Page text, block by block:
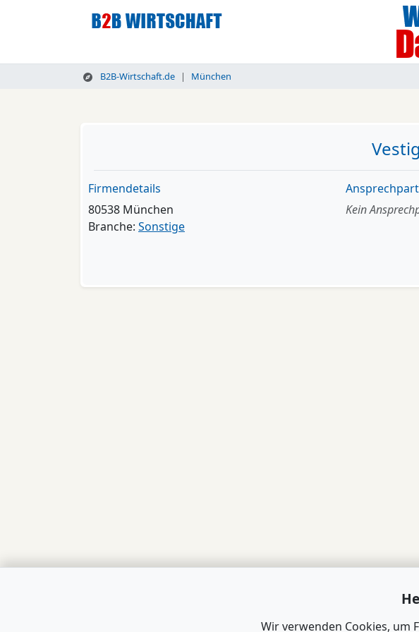
B2B-Wirtschaft.de München
Firmendetails
80538 München
Branche: Sonstige
Kein
Wir verwenden Cookies, um